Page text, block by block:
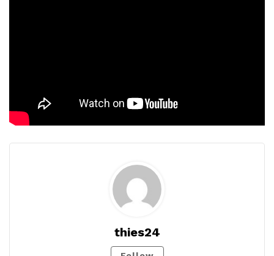
thies24